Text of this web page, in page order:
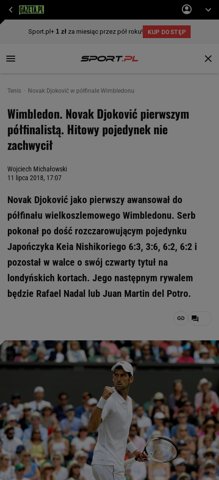
Tenis Novak Djoković w półfinale Wimbledonu
Wimbledon. Novak Djoković pierwszym
półfinalistą. Hitowy pojedynek nie
zachwycił
Wojciech Michałowski
11 lipca 2018, 17:07
Novak Djoković jako pierwszy awansował do
półfinału wielkoszlemowego Wimbledonu. Serb
pokonał po dość rozczarowującym pojedynku
Japończyka Keia Nishikoriego 6:3, 3:6, 6:2, 6:2 i
pozostał w walce o swój czwarty tytuł na
londyńskich kortach. Jego następnym rywalem
będzie Rafael Nadal lub Juan Martin del Potro.